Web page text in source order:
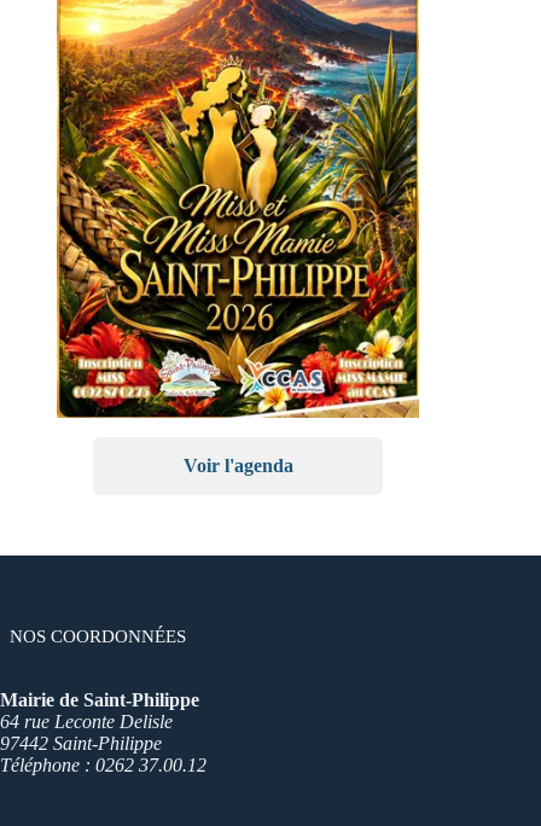
Voir l'agenda
NOS COORDONNÉES
Mairie de Saint-Philippe
64 rue Leconte Delisle
97442 Saint-Philippe
Téléphone : 0262 37.00.12